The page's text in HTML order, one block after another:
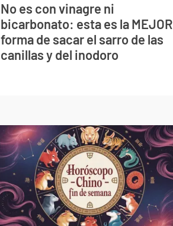
No es con vinagre ni
bicarbonato: esta es la MEJOR
forma de sacar el sarro de las
canillas y del inodoro